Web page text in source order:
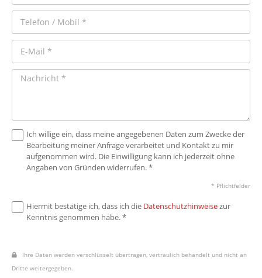
Ich willige ein, dass meine angegebenen Daten zum Zwecke der
Bearbeitung meiner Anfrage verarbeitet und Kontakt zu mir
aufgenommen wird. Die Einwilligung kann ich jederzeit ohne
Angaben von Gründen widerrufen. *
* Pflichtfelder
Hiermit bestätige ich, dass ich die Datenschutzhinweisezur
Kenntnis genommen habe. *
Ihre Daten werden verschlüsselt übertragen, vertraulich behandelt und nicht an
Dritte weitergegeben.